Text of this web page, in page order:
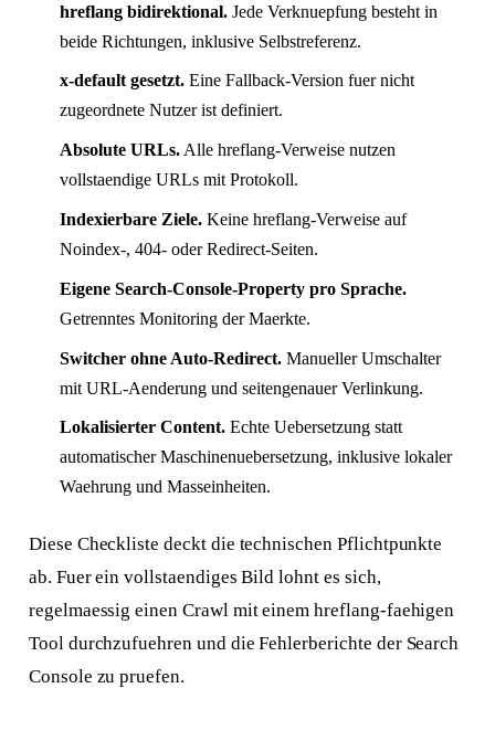
hreflang bidirektional.Jede Verknuepfung besteht in
beide Richtungen, inklusive Selbstreferenz.
x-default gesetzt.Eine Fallback-Version fuer nicht
zugeordnete Nutzer ist definiert.
Absolute URLs.Alle hreflang-Verweise nutzen
vollstaendige URLs mit Protokoll.
Indexierbare Ziele.Keine hreflang-Verweise auf
Noindex-, 404- oder Redirect-Seiten.
Eigene Search-Console-Property pro Sprache.
Getrenntes Monitoring der Maerkte.
Switcher ohne Auto-Redirect.Manueller Umschalter
mit URL-Aenderung und seitengenauer Verlinkung.
Lokalisierter Content.Echte Uebersetzung statt
automatischer Maschinenuebersetzung, inklusive lokaler
Waehrung und Masseinheiten.
Diese Checkliste deckt die technischen Pflichtpunkte
ab. Fuer ein vollstaendiges Bild lohnt es sich,
regelmaessig einen Crawl mit einem hreflang-faehigen
Tool durchzufuehren und die Fehlerberichte der Search
Console zu pruefen.